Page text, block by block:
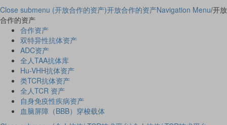
Close submenu (开放合作的资产)开放合作的资产Navigation Menu/开放
合作的资产
合作资产
双特异性抗体资产
ADC资产
全人TAA抗体库
Hu-VHH抗体资产
类TCR抗体资产
全人TCR 资产
自身免疫性疾病资产
血脑屏障（BBB）穿梭载体